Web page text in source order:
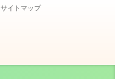
サイトマップ